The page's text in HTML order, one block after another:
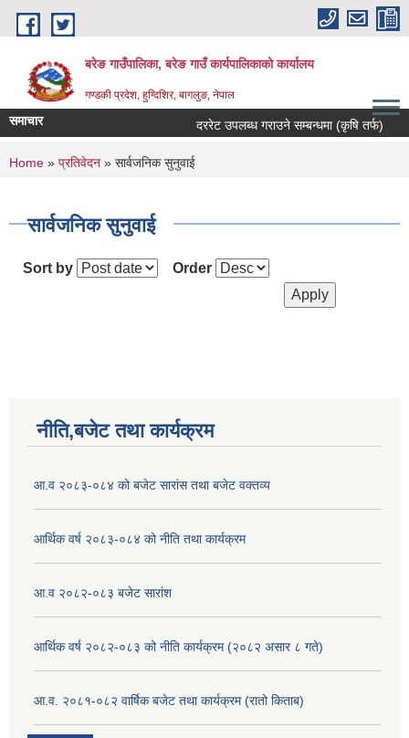
Skip to main content
बरेङ गाउँपालिका, बरेङ गाउँ कार्यपालिकाको कार्यालय
गण्डकी प्रदेश, हुग्दिशिर, बागलुङ, नेपाल
समाचार दररेट उपलब्ध गराउने सम्बन्धमा (कृषि तर्फ)
You are here
Home » प्रतिवेदन » सार्वजनिक सुनुवाई
सार्वजनिक सुनुवाई
Sort by Order
नीति,बजेट तथा कार्यक्रम
आ.व २०८३-०८४ को बजेट सारांस तथा बजेट वक्तव्य
आर्थिक वर्ष २०८३-०८४ को नीति तथा कार्यक्रम
आ.व २०८२-०८३ बजेट सारांश
आर्थिक वर्ष २०८२-०८३ को नीति कार्यक्रम (२०८२ असार ८ गते)
आ.व. २०८१-०८२ वार्षिक बजेट तथा कार्यक्रम (रातो किताब)